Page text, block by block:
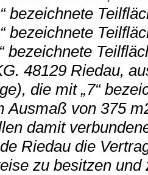
bezeichnete
bezeichnete
bezeichnete
48129 Riedau,
die mit „7“
Ausmaß von 375
damit
Riedau die
zu besitzen